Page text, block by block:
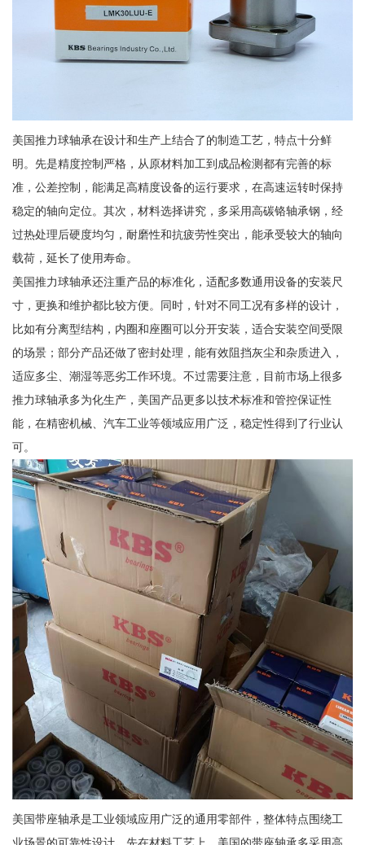
美国推力球轴承在设计和生产上结合了的制造工艺，特点十分鲜
明。先是精度控制严格，从原材料加工到成品检测都有完善的标
准，公差控制，能满足高精度设备的运行要求，在高速运转时保持
稳定的轴向定位。其次，材料选择讲究，多采用高碳铬轴承钢，经
过热处理后硬度均匀，耐磨性和抗疲劳性突出，能承受较大的轴向
载荷，延长了使用寿命。
美国推力球轴承还注重产品的标准化，适配多数通用设备的安装尺
寸，更换和维护都比较方便。同时，针对不同工况有多样的设计，
比如有分离型结构，内圈和座圈可以分开安装，适合安装空间受限
的场景；部分产品还做了密封处理，能有效阻挡灰尘和杂质进入，
适应多尘、潮湿等恶劣工作环境。不过需要注意，目前市场上很多
推力球轴承多为化生产，美国产品更多以技术标准和管控保证性
能，在精密机械、汽车工业等领域应用广泛，稳定性得到了行业认
可。
美国带座轴承是工业领域应用广泛的通用零部件，整体特点围绕工